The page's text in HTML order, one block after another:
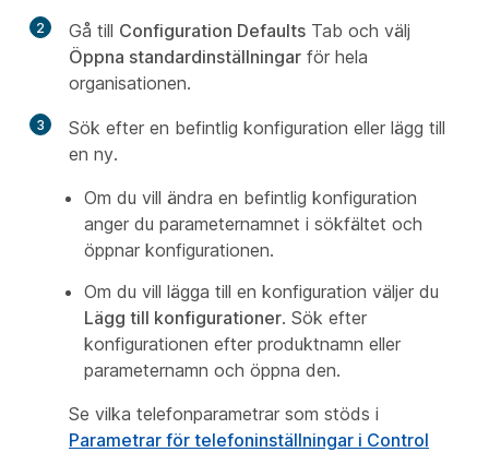
2 Gå till Configuration Defaults Tab och välj
Öppna standardinställningar för hela
organisationen.
3
Sök efter en befintlig konfiguration eller lägg till
en ny.
Om du vill ändra en befintlig konfiguration
anger du parameternamnet i sökfältet och
öppnar konfigurationen.
Om du vill lägga till en konfiguration väljer du
Lägg till konfigurationer. Sök efter
konfigurationen efter produktnamn eller
parameternamn och öppna den.
Se vilka telefonparametrar som stöds i
Parametrar för telefoninställningar i Control